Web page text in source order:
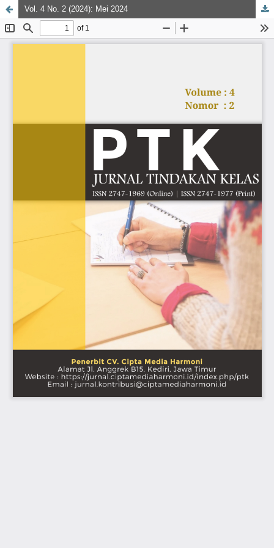
Vol. 4 No. 2 (2024): Mei 2024